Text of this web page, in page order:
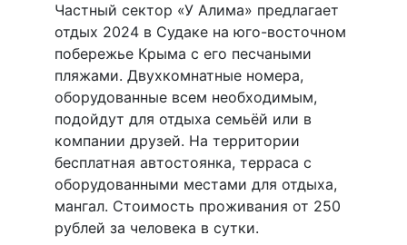
Частный сектор «У Алима» предлагает
отдых 2024 в Судаке на юго-восточном
побережье Крыма с его песчаными
пляжами. Двухкомнатные номера,
оборудованные всем необходимым,
подойдут для отдыха семьёй или в
компании друзей. На территории
бесплатная автостоянка, терраса с
оборудованными местами для отдыха,
мангал. Стоимость проживания от 250
рублей за человека в сутки.